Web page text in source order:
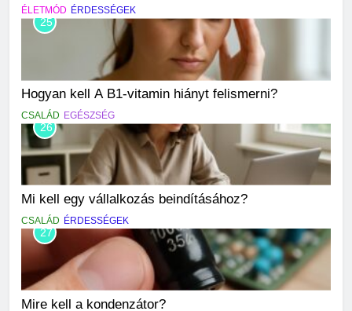
ÉLETMÓD ÉRDESSÉGEK
25
Hogyan kell A B1-vitamin hiányt felismerni?
CSALÁD EGÉSZSÉG
26
Mi kell egy vállalkozás beindításához?
CSALÁD ÉRDESSÉGEK
27
Mire kell a kondenzátor?